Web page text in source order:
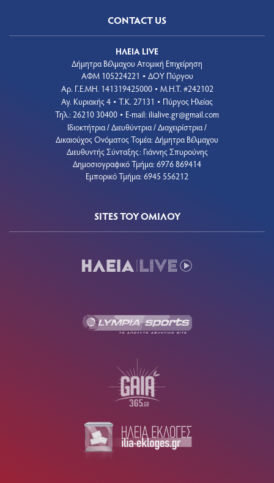
CONTACT US
ΗΛΕΙΑ LIVE
Δήμητρα Βέλμαχου Ατομική Επιχείρηση
ΑΦΜ 105224221 • ΔΟΥ Πύργου
Aρ. Γ.Ε.ΜΗ. 141319425000 • Μ.Η.Τ. #242102
Αγ. Κυριακής 4 • Τ.Κ. 27131 • Πύργος Ηλείας
Τηλ.: 26210 30400 • E-mail: ilialive.gr@gmail.com
Ιδιοκτήτρια / Διευθύντρια / Διαχειρίστρια /
Δικαιούχος Ονόματος Τομέα: Δήμητρα Βέλμαχου
Διευθυντής Σύνταξης: Γιάννης Σπυρούνης
Δημοσιογραφικό Τμήμα: 6976 869414
Εμπορικό Τμήμα: 6945 556212
SITES ΤΟΥ ΟΜΙΛΟΥ